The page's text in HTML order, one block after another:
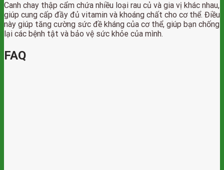
Canh chay thập cẩm chứa nhiều loại rau củ và gia vị khác nhau,
giúp cung cấp đầy đủ vitamin và khoáng chất cho cơ thể. Điều
này giúp tăng cường sức đề kháng của cơ thể, giúp bạn chống
lại các bệnh tật và bảo vệ sức khỏe của mình.
FAQ